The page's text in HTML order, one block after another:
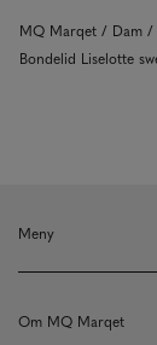
MQ Marqet Dam
Bondelid Liselotte
Meny
Om MQ Marqet